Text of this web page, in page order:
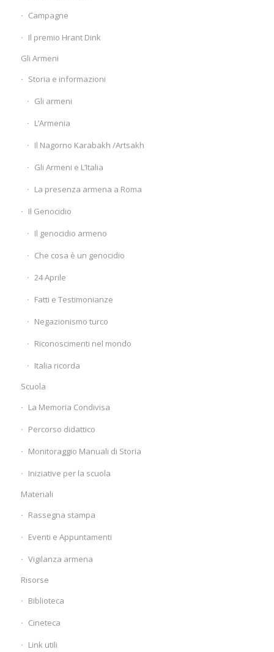
Campagne
Il premio Hrant Dink
Gli Armeni
Storia e informazioni
Gli armeni
L’Armenia
Il Nagorno Karabakh /Artsakh
Gli Armeni e L’Italia
La presenza armena a Roma
Il Genocidio
Il genocidio armeno
Che cosa è un genocidio
24 Aprile
Fatti e Testimonianze
Negazionismo turco
Riconoscimenti nel mondo
Italia ricorda
Scuola
La Memoria Condivisa
Percorso didattico
Monitoraggio Manuali di Storia
Iniziative per la scuola
Materiali
Rassegna stampa
Eventi e Appuntamenti
Vigilanza armena
Risorse
Biblioteca
Cineteca
Link utili